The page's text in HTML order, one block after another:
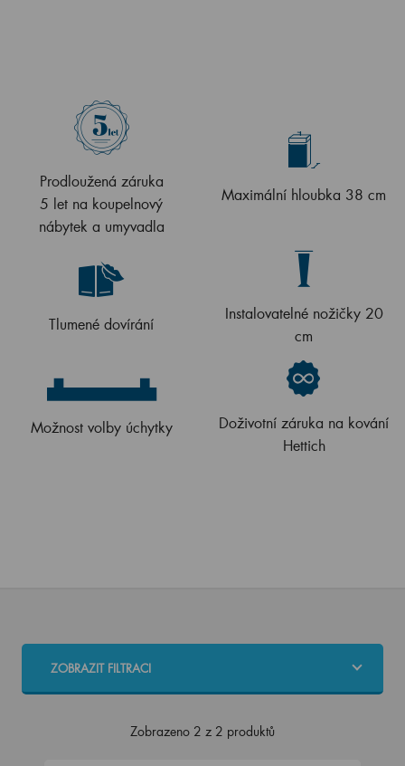
Prodloužená záruka
5 let na koupelnový
nábytek a umyvadla
Maximální hloubka 38 cm
Tlumené dovírání
Instalovatelné nožičky 20
cm
Možnost volby úchytky
Doživotní záruka na kování
Hettich
ZOBRAZIT FILTRACI
Zobrazeno 2 z 2 produktů